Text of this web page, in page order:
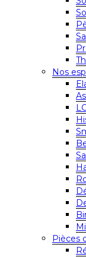
Nos
Pièces